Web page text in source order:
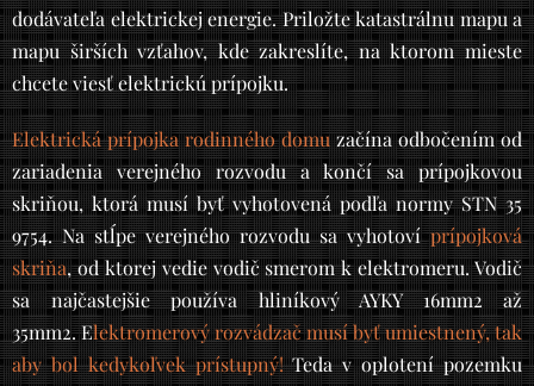
dodávateľa elektrickej energie. Priložte katastrálnu mapu a
mapu širších vzťahov, kde zakreslíte, na ktorom mieste
chcete viesť elektrickú prípojku.
Elektrická prípojka rodinného domuzačína odbočením od
zariadenia verejného rozvodu a končí sa prípojkovou
skriňou, ktorá musí byť vyhotovená podľa normy STN 35
9754. Na stĺpe verejného rozvodu sa vyhotovíprípojková
skriňa, od ktorej vedie vodič smerom k elektromeru. Vodič
sa najčastejšie používa hliníkový AYKY 16mm2 až
35mm2. Elektromerový rozvádzač musí byť umiestnený, tak
aby bol kedykoľvek prístupný!Teda v oplotení pozemku